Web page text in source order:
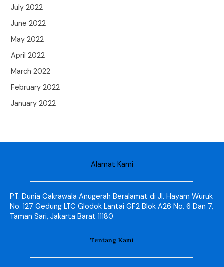
July 2022
June 2022
May 2022
April 2022
March 2022
February 2022
January 2022
Alamat Kami
PT. Dunia Cakrawala Anugerah Beralamat di Jl. Hayam Wuruk
No. 127 Gedung LTC Glodok Lantai GF2 Blok A26 No. 6 Dan 7,
Taman Sari, Jakarta Barat 11180
Tentang Kami